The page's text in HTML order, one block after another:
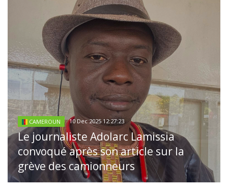
CAMEROUN 10 Dec 2025 12:27:23
Le journaliste Adolarc Lamissia
convoqué après son article sur la
grève des camionneurs